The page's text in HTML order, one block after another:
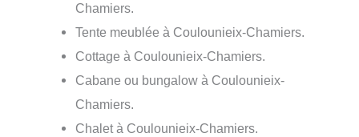
Chamiers.
Tente meublée à Coulounieix-Chamiers.
Cottage à Coulounieix-Chamiers.
Cabane ou bungalow à Coulounieix-
Chamiers.
Chalet à Coulounieix-Chamiers.